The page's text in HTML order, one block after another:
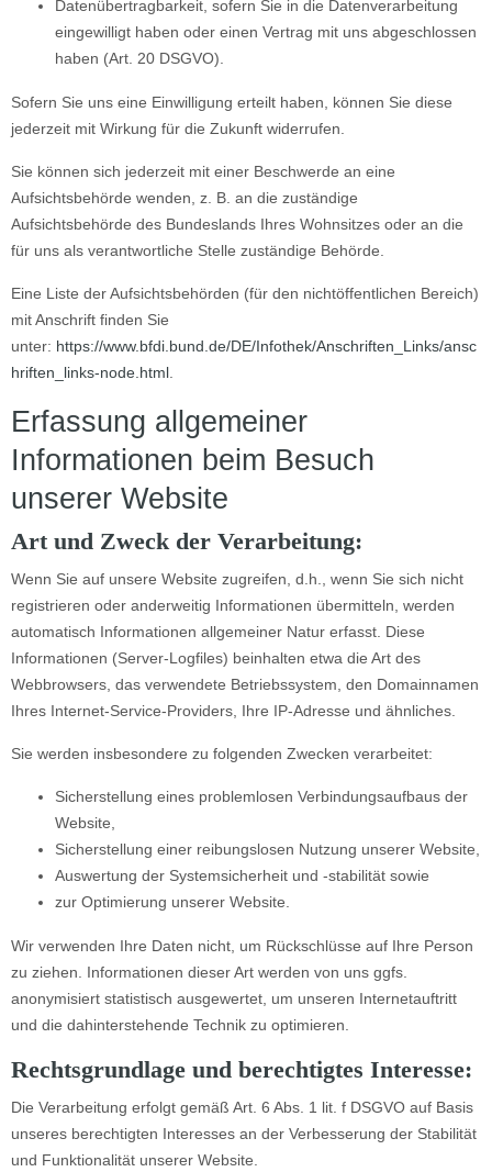
Datenübertragbarkeit, sofern Sie in die Datenverarbeitung
eingewilligt haben oder einen Vertrag mit uns abgeschlossen
haben (Art. 20 DSGVO).
Sofern Sie uns eine Einwilligung erteilt haben, können Sie diese
jederzeit mit Wirkung für die Zukunft widerrufen.
Sie können sich jederzeit mit einer Beschwerde an eine
Aufsichtsbehörde wenden, z. B. an die zuständige
Aufsichtsbehörde des Bundeslands Ihres Wohnsitzes oder an die
für uns als verantwortliche Stelle zuständige Behörde.
Eine Liste der Aufsichtsbehörden (für den nichtöffentlichen Bereich)
mit Anschrift finden Sie
unter: https://www.bfdi.bund.de/DE/Infothek/Anschriften_Links/ansc
hriften_links-node.html
Erfassung allgemeiner
Informationen beim Besuch
unserer Website
Art und Zweck der Verarbeitung:
Wenn Sie auf unsere Website zugreifen, d.h., wenn Sie sich nicht
registrieren oder anderweitig Informationen übermitteln, werden
automatisch Informationen allgemeiner Natur erfasst. Diese
Informationen (Server-Logfiles) beinhalten etwa die Art des
Webbrowsers, das verwendete Betriebssystem, den Domainnamen
Ihres Internet-Service-Providers, Ihre IP-Adresse und ähnliches.
Sie werden insbesondere zu folgenden Zwecken verarbeitet:
Sicherstellung eines problemlosen Verbindungsaufbaus der
Website,
Sicherstellung einer reibungslosen Nutzung unserer Website,
Auswertung der Systemsicherheit und -stabilität sowie
zur Optimierung unserer Website.
Wir verwenden Ihre Daten nicht, um Rückschlüsse auf Ihre Person
zu ziehen. Informationen dieser Art werden von uns ggfs.
anonymisiert statistisch ausgewertet, um unseren Internetauftritt
und die dahinterstehende Technik zu optimieren.
Rechtsgrundlage und berechtigtes Interesse:
Die Verarbeitung erfolgt gemäß Art. 6 Abs. 1 lit. f DSGVO auf Basis
unseres berechtigten Interesses an der Verbesserung der Stabilität
und Funktionalität unserer Website.